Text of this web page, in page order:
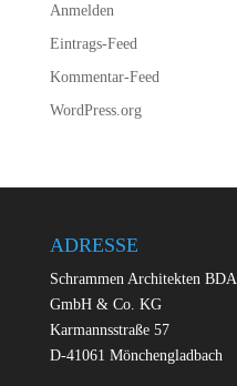
Anmelden
Eintrags-Feed
Kommentar-Feed
WordPress.org
ADRESSE
Schrammen Architekten BDA
GmbH & Co. KG
Karmannsstraße 57
D-41061 Mönchengladbach